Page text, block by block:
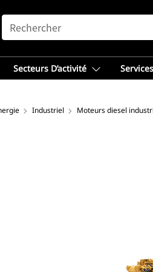
SEARCH
Secteurs D’activité
Industriel Moteurs diesel